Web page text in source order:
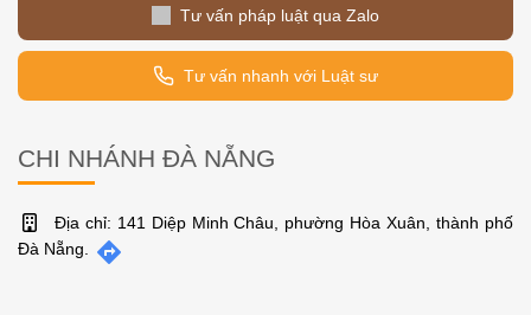
Tư vấn pháp luật qua Zalo
Tư vấn nhanh với Luật sư
CHI NHÁNH ĐÀ NẴNG
Địa chỉ: 141 Diệp Minh Châu, phường Hòa Xuân, thành phố
Đà Nẵng.